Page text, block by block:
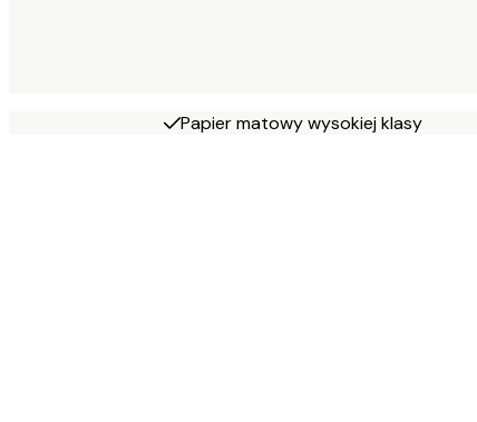
Papier matowy wysokiej klasy